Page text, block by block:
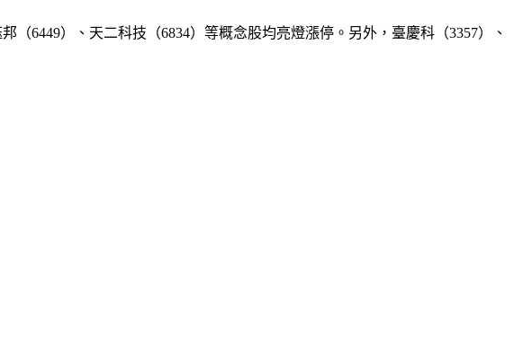
6449）、天二科技（6834）等概念股均亮燈漲停。另外，臺慶科（3357）、